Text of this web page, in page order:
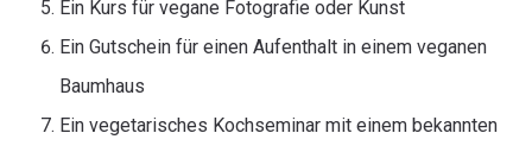
Ein Kurs für vegane Fotografie oder Kunst
Ein Gutschein für einen Aufenthalt in einem veganen
Baumhaus
Ein vegetarisches Kochseminar mit einem bekannten